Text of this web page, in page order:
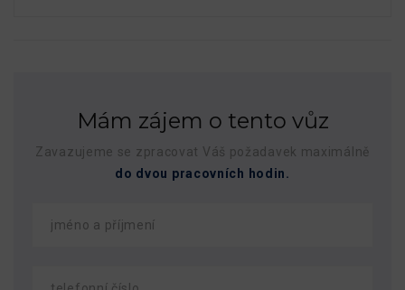
Mám zájem o tento vůz
Zavazujeme se zpracovat Váš požadavek maximálně
do dvou pracovních hodin.